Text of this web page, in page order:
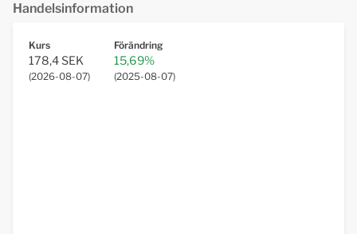
Handelsinformation
Kurs
178,4 SEK
(2026-08-07)
Förändring
15,69%
(2025-08-07)